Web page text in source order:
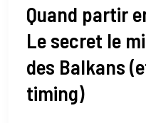
Quand partir
Le secret le
des Balkans
timing)
Albanie
?
Le
secret
le